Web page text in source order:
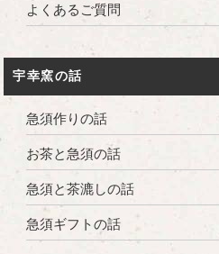
よくあるご質問
宇幸窯の話
急須作りの話
お茶と急須の話
急須と茶漉しの話
急須ギフトの話